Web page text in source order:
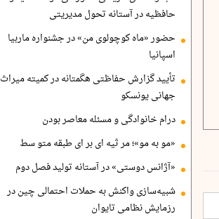
حافظیه در آستانه تحول مدیریتی
حضور «ماه کوچولوی من» در جشنواره ماربیا
اسپانیا
تأیید گزارش حفاظتی هگمتانه در کمیته میراث
جهانی یونسکو
درام خانوادگی و مسئله معاصر بودن
«مو به مو»؛ مر ثیه ای بر ای طبقه متو سط
«آژانس دوستی» در آستانه تولید فصل دوم
شبیه‌سازی واکنش به حملات احتمالی چین در
رزمایش نظامی تایوان